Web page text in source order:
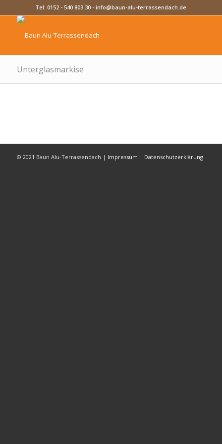
Tel:0152 - 540 803 30 -info@baun-alu-terrassendach.de
Unterglasmarkise
© 2021 Baun Alu-Terrassendach | Impressum | Datenschutzerklärung